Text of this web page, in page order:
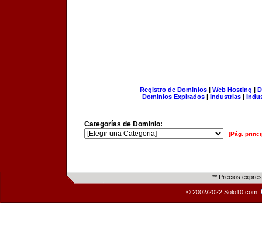
Registro de Dominios| Web Hosting |
Dominios Expirados | Industrias |
Categorías de Dominio:
[Pág.
** Precios
© 2002/2022 Solo10.com